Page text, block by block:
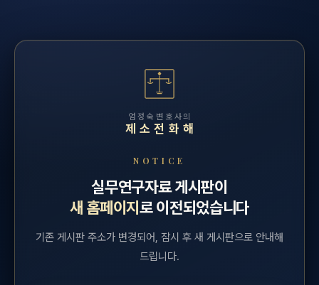
엄정숙변호사의
제소전화해
NOTICE
실무연구자료 게시판이
새 홈페이지 로 이전되었습니다
기존 게시판 주소가 변경되어, 잠시 후 새 게시판으로 안내해
드립니다.